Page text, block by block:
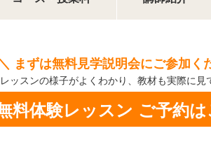
＼ まずは無料見学説明会にご参加く
ッスンの様子がよくわかり、 教材も実際に見
料体験レッスン ご予約は